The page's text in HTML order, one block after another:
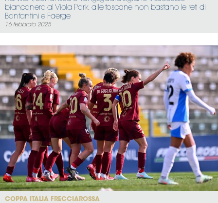
bianconero al Viola Park, alle toscane non bastano le reti di
Bonfantini e Faerge
16 febbraio 2025
COPPA ITALIA FRECCIAROSSA